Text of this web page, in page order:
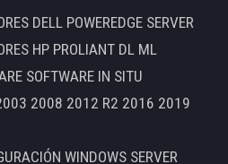
DELL POWEREDGE SERVER
HP PROLIANT DL ML
SOFTWARE IN SITU
2003 2008 2012 R2 2016 2019
WINDOWS SERVER